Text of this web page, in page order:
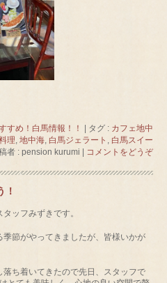
すめ！白馬情報！！ タグ : カフェ地中
理, 地中海, 白馬ジェラート , 白馬スイー
者 : pension kurumi コメントをどうぞ
！
ッフみずきです。
節がやってきましたが、皆様いかが
ち着いてきたので先日、スタッフで